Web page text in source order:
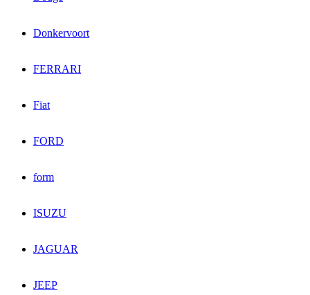
Donkervoort
FERRARI
Fiat
FORD
form
ISUZU
JAGUAR
JEEP